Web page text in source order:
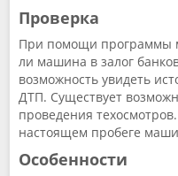
Проверка
При помощи программы
ли машина в залог
возможность увидеть
ДТП. Существует
проведения
настоящем пробеге
Особенности